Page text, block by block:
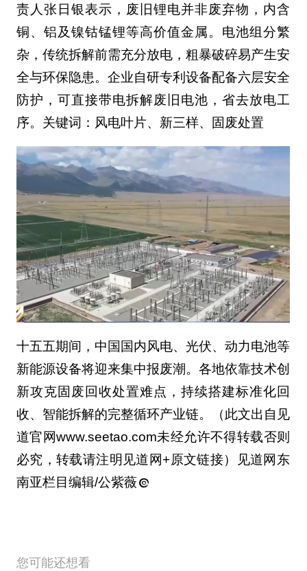
责人张日银表示，废旧锂电并非废弃物，内含
铜、铝及镍钴锰锂等高价值金属。电池组分繁
杂，传统拆解前需充分放电，粗暴破碎易产生安
全与环保隐患。企业自研专利设备配备六层安全
防护，可直接带电拆解废旧电池，省去放电工
序。关键词：风电叶片、新三样、固废处置
十五五期间，中国国内风电、光伏、动力电池等
新能源设备将迎来集中报废潮。各地依靠技术创
新攻克固废回收处置难点，持续搭建标准化回
收、智能拆解的完整循环产业链。（此文出自见
道官网www.seetao.com未经允许不得转载否则
必究，转载请注明见道网+原文链接）见道网东
南亚栏目编辑/公紫薇
您可能还想看